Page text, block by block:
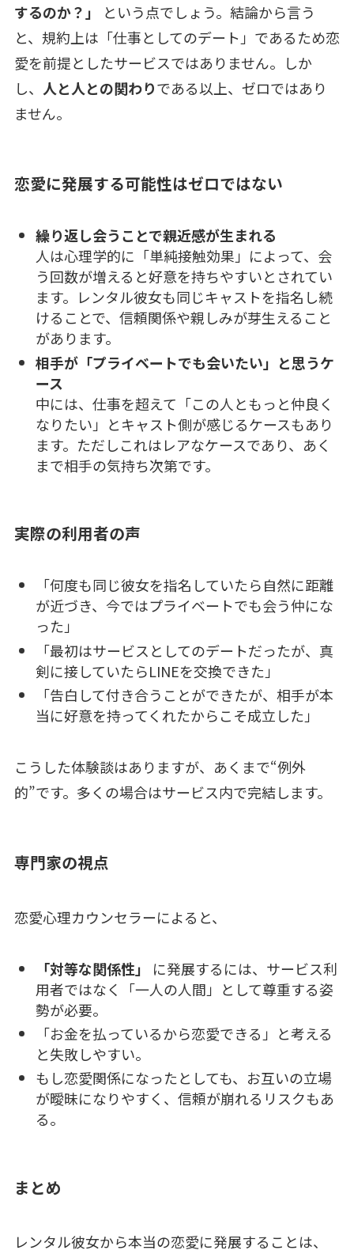
するのか？」
という点でしょう。結論から言う
と、規約上は「仕事としてのデート」であるため恋
愛を前提としたサービスではありません。しか
し、 人と人との関わりである以上、ゼロではあり
ません。
恋愛に発展する可能性はゼロではない
繰り返し会うことで親近感が生まれる
人は心理学的に「単純接触効果」によって、会
う回数が増えると好意を持ちやすいとされてい
ます。レンタル彼女も同じキャストを指名し続
けることで、信頼関係や親しみが芽生えること
があります。
相手が「プライベートでも会いたい」と思うケ
ース
中には、仕事を超えて「この人ともっと仲良く
なりたい」とキャスト側が感じるケースもあり
ます。ただしこれはレアなケースであり、あく
まで相手の気持ち次第です。
実際の利用者の声
「何度も同じ彼女を指名していたら自然に距離
が近づき、今ではプライベートでも会う仲にな
った」
「最初はサービスとしてのデートだったが、真
剣に接していたらLINEを交換できた」
「告白して付き合うことができたが、相手が本
当に好意を持ってくれたからこそ成立した」
こうした体験談はありますが、あくまで“例外
的”です。多くの場合はサービス内で完結します。
専門家の視点
恋愛心理カウンセラーによると、
「対等な関係性」
に発展するには、サービス利
用者ではなく「一人の人間」として尊重する姿
勢が必要。
「お金を払っているから恋愛できる」と考える
と失敗しやすい。
もし恋愛関係になったとしても、お互いの立場
が曖昧になりやすく、信頼が崩れるリスクもあ
る。
まとめ
レンタル彼女から本当の恋愛に発展することは、